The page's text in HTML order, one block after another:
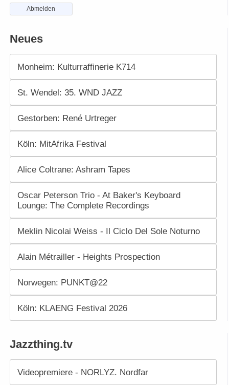
Abmelden
Neues
Monheim: Kulturraffinerie K714
St. Wendel: 35. WND JAZZ
Gestorben: René Urtreger
Köln: MitAfrika Festival
Alice Coltrane: Ashram Tapes
Oscar Peterson Trio - At Baker's Keyboard
Lounge: The Complete Recordings
Meklin Nicolai Weiss - Il Ciclo Del Sole Noturno
Alain Métrailler - Heights Prospection
Norwegen: PUNKT@22
Köln: KLAENG Festival 2026
Jazzthing.tv
Videopremiere - NORLYZ. Nordfar